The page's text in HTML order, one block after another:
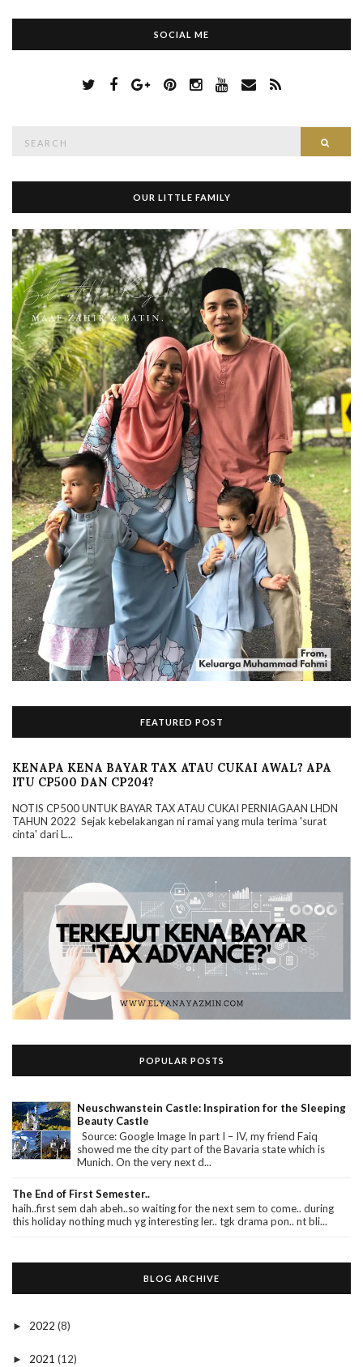
SOCIAL ME
c
f
r
:
OUR LITTLE FAMILY
FEATURED POST
KENAPA KENA BAYAR TAX ATAU CUKAI AWAL? APA
ITU CP500 DAN CP204?
NOTIS CP500 UNTUK BAYAR TAX ATAU CUKAI PERNIAGAAN LHDN
TAHUN 2022 Sejak kebelakangan ni ramai yang mula terima 'surat
cinta' dari L...
POPULAR POSTS
Neuschwanstein Castle: Inspiration for the Sleeping
Beauty Castle
Source: Google Image In part I – IV, my friend Faiq
showed me the city part of the Bavaria state which is
Munich. On the very next d...
The End of First Semester..
haih..first sem dah abeh..so waiting for the next sem to come.. during
this holiday nothing much yg interesting ler.. tgk drama pon.. nt bli...
BLOG ARCHIVE
► 2022 (8)
► 2021 (12)